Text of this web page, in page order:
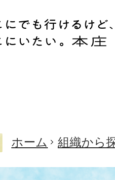
ホーム 組織から